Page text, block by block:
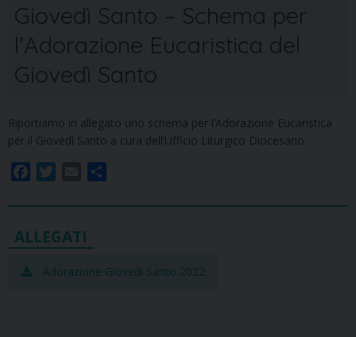
Giovedì Santo – Schema per
l’Adorazione Eucaristica del
Giovedì Santo
Riportiamo in allegato uno schema per l’Adorazione Eucaristica
per il Giovedì Santo a cura dell’Ufficio Liturgico Diocesano.
c
e
b
i
t
t
e
a
i
l
a
Adorazione Giovedi Santo 2022